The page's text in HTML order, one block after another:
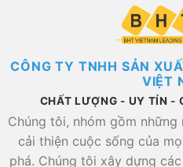
CÔNG TY TNHH SẢN
VIỆT
CHẤT LƯỢNG - UY TÍN -
Chúng tôi, nhóm gồm
cải thiện cuộc sống của
phá. Chúng tôi xây dựng